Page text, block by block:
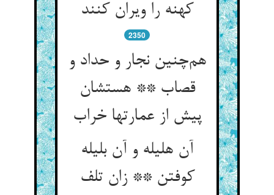
کهنه را ویران کنند
2350
هم‌چنین نجار و حداد و
قصاب ** هستشان
پیش از عمارتها خراب
آن هلیله و آن بلیله
کوفتن ** زان تلف